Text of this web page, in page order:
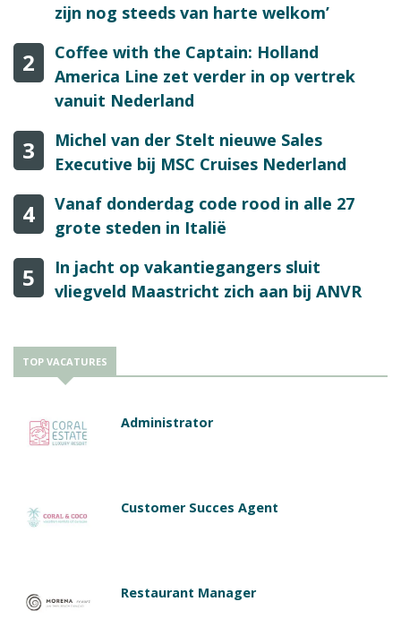
zijn nog steeds van harte welkom’
2
Coffee with the Captain: Holland
America Line zet verder in op vertrek
vanuit Nederland
3
Michel van der Stelt nieuwe Sales
Executive bij MSC Cruises Nederland
4
Vanaf donderdag code rood in alle 27
grote steden in Italië
5
In jacht op vakantiegangers sluit
vliegveld Maastricht zich aan bij ANVR
TOP VACATURES
Administrator
Customer Succes Agent
Restaurant Manager